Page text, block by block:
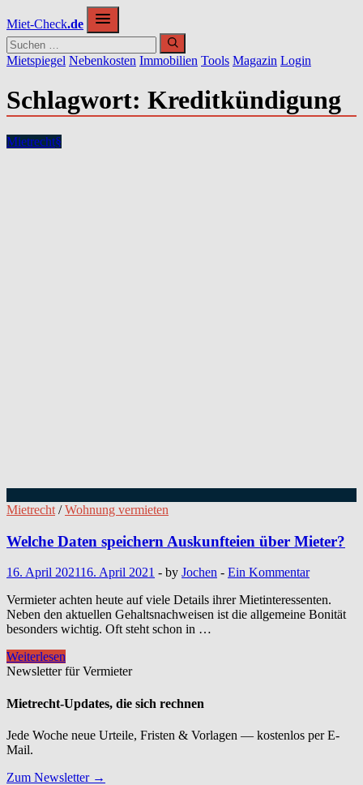
Inhalt
springen
Miet-Check.de
Mietspiegel Nebenkosten Immobilien Tools Magazin Login
Schlagwort: Kreditkündigung
Mietrecht§
Mietrecht /Wohnung vermieten
Welche Daten speichern Auskunfteien über Mieter?
16. April 202116. April 2021 - by Jochen - Ein Kommentar
Vermieter achten heute auf viele Details ihrer Mietinteressenten.
Neben den aktuellen Gehaltsnachweisen ist die allgemeine Bonität
besonders wichtig. Oft steht schon in …
Welche
Daten
Auskunfteien
Mieter?
Weiterlesen
Newsletter für Vermieter
Mietrecht-Updates, die sich rechnen
Jede Woche neue Urteile, Fristen & Vorlagen — kostenlos per E-
Mail.
Zum Newsletter →